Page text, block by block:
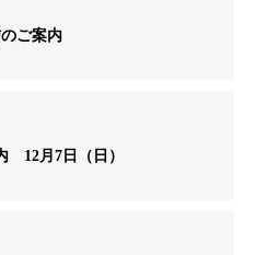
ご案内
12月7日（日）